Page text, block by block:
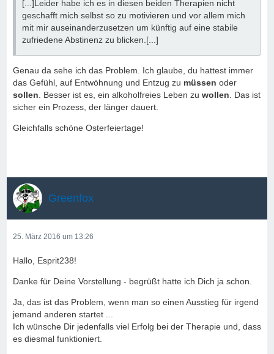
[...]Leider habe ich es in diesen beiden Therapien nicht
geschafft mich selbst so zu motivieren und vor allem mich
mit mir auseinanderzusetzen um künftig auf eine stabile
zufriedene Abstinenz zu blicken.[...]
Genau da sehe ich das Problem. Ich glaube, du hattest immer
das Gefühl, auf Entwöhnung und Entzug zu müssen oder
sollen . Besser ist es, ein alkoholfreies Leben zu wollen . Das ist
sicher ein Prozess, der länger dauert.
Gleichfalls schöne Osterfeiertage!
Greenfox
25. März 2016 um 13:26
Hallo, Esprit238!
Danke für Deine Vorstellung - begrüßt hatte ich Dich ja schon.
Ja, das ist das Problem, wenn man so einen Ausstieg für irgend
jemand anderen startet ...
Ich wünsche Dir jedenfalls viel Erfolg bei der Therapie und, dass
es diesmal funktioniert.